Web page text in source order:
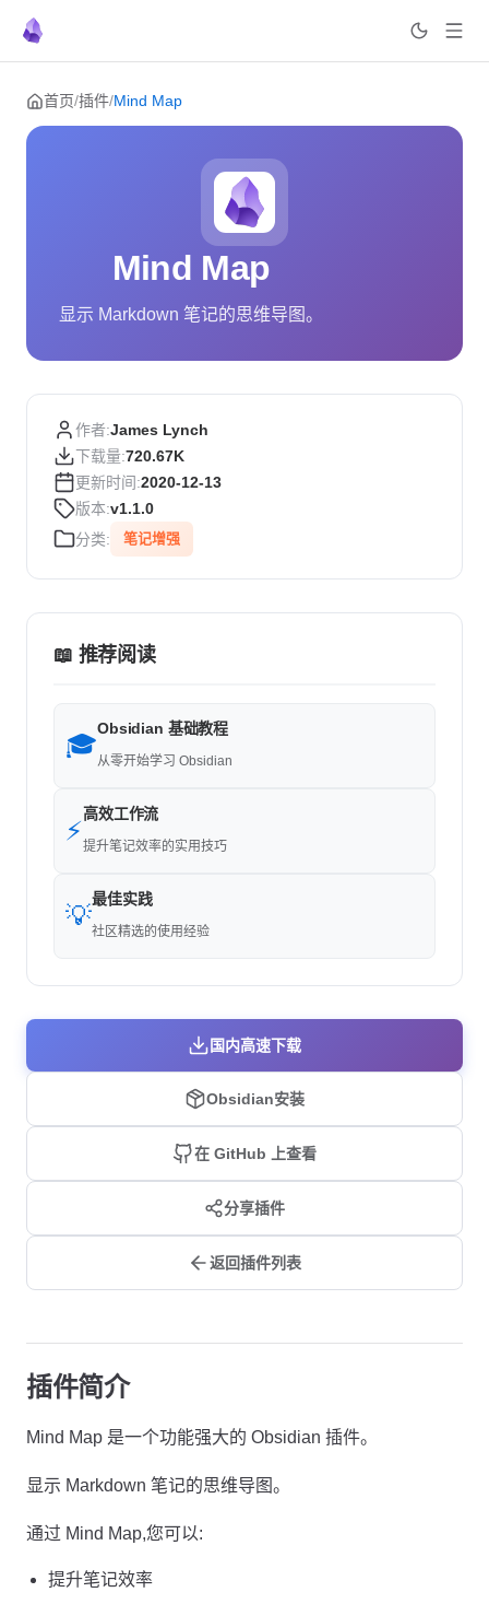
Skip to content
首页/插件/Mind Map
Mind Map
显示 Markdown 笔记的思维导图。
作者:James Lynch
下载量:720.67K
更新时间:2020-12-13
版本:v1.1.0
分类:
笔记增强
📖 推荐阅读
🎓
Obsidian 基础教程
从零开始学习 Obsidian
⚡
高效工作流
提升笔记效率的实用技巧
💡
最佳实践
社区精选的使用经验
国内高速下载
Obsidian安装
在 GitHub 上查看
分享插件
返回插件列表
插件简介
Mind Map 是一个功能强大的 Obsidian 插件。
显示 Markdown 笔记的思维导图。
通过 Mind Map,您可以:
提升笔记效率